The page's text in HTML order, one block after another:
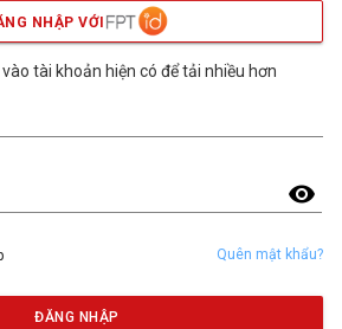
NHẬP VỚI
tài khoản hiện có để tải nhiều hơn
visibility
Quên mật khẩu?
ĐĂNG NHẬP